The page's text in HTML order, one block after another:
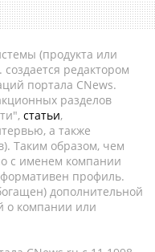
(продукта или
редактором
портала CNews.
разделов
статьи,
а также
Таким образом, чем
с именем компании
профиль.
дополнительной
о компании или